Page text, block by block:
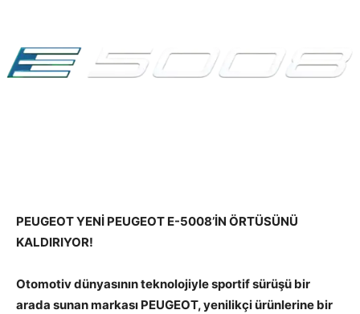
PEUGEOT YENİ PEUGEOT E-5008’İN ÖRTÜSÜNÜ
KALDIRIYOR!
Otomotiv dünyasının teknolojiyle sportif sürüşü bir
arada sunan markası PEUGEOT, yenilikçi ürünlerine bir